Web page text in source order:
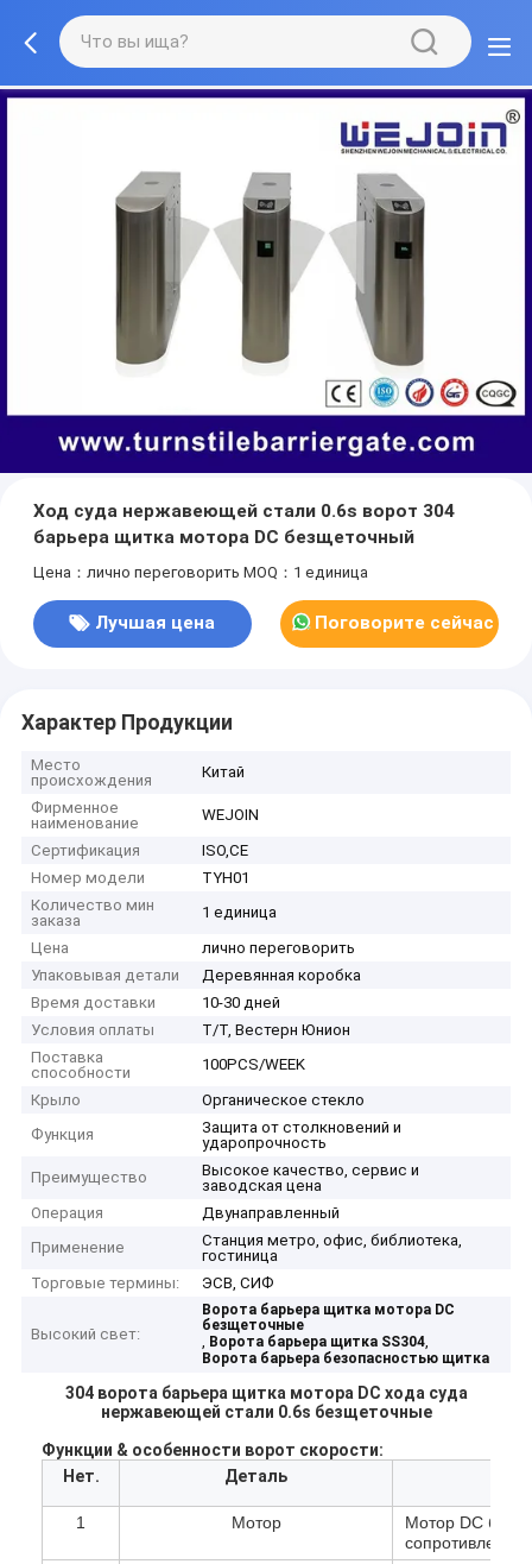
Ход суда нержавеющей стали 0.6s ворот 304
барьера щитка мотора DC безщеточный
Цена：лично переговорить MOQ：1 единица
Лучшая цена Поговорите сейчас
Характер Продукции
Место
происхождения
Китай
Фирменное
наименование
WEJOIN
Сертификация
ISO,CE
Номер модели
TYH01
Количество мин
заказа
1 единица
Цена
лично переговорить
Упаковывая детали
Деревянная коробка
Время доставки
10-30 дней
Условия оплаты
Т/Т, Вестерн Юнион
Поставка
способности
100PCS/WEEK
Крыло
Органическое стекло
Функция
Защита от столкновений и
ударопрочность
Преимущество
Высокое качество, сервис и
заводская цена
Операция
Двунаправленный
Применение
Станция метро, ​​офис, библиотека,
гостиница
Торговые термины:
ЭСВ, СИФ
Высокий свет:
Ворота барьера щитка мотора DC
безщеточные
, Ворота барьера щитка SS304,
Ворота барьера безопасностью щитка
304 ворота барьера щитка мотора DC хода суда
нержавеющей стали 0.6s безщеточные
Функции & особенности ворот скорости:
Нет.
Деталь
1 Мотор
Мотор DC